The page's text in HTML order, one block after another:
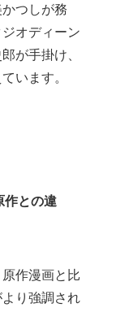
かつしが務
オディーン
が手掛け、
います。
作との違
原作漫画と比
り強調され